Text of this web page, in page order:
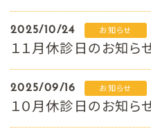
2025/10/24 お知らせ
１１月休診日のお知ら
2025/09/16 お知らせ
１０月休診日のお知らせ